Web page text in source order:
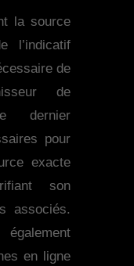
la source
l’indicatif
de
de
dernier
pour
exacte
son
associés.
en ligne